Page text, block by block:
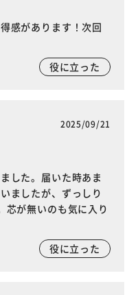
感があります！次回
役に立った
2025/09/21
した。届いた時あま
ましたが、ずっしり
芯が無いのも気に入り
役に立った